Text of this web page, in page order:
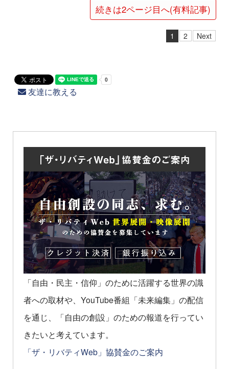
続きは2ページ目へ(有料記事)
1 2 Next
友達に教える
「自由・民主・信仰」のために活躍する世界の識
者への取材や、YouTube番組「未来編集」の配信
を通じ、「自由の創設」のための報道を行ってい
きたいと考えています。
「ザ・リバティWeb」協賛金のご案内